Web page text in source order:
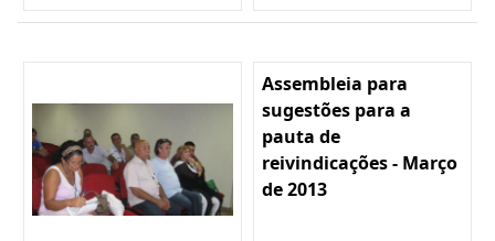
Assembleia para
sugestões para a
pauta de
reivindicações - Março
de 2013